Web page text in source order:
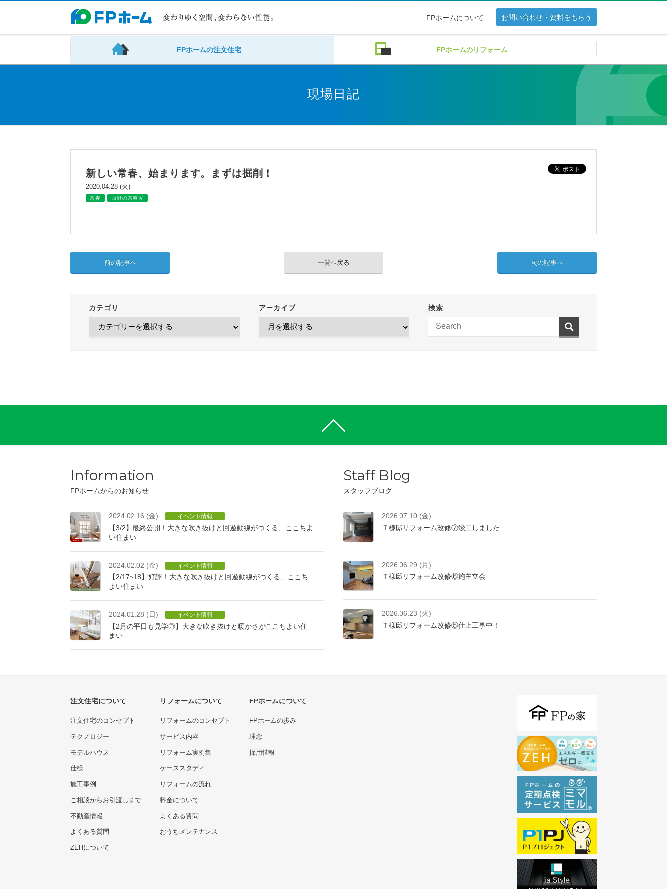
FPホームについて お問い合わせ・資料をもらう
FPホームの注文住宅 FPホームのリフォーム
現場日記
新しい常春、始まります。まずは掘削！
2020.04.28 (火)
常春 西野の常春Ⅳ
前の記事へ 次の記事へ
一覧へ戻る
カテゴリ アーカイブ 検索
Information
FPホームからのお知らせ
2024.02.16 (金) イベント情報
【3/2】最終公開！大きな吹き抜けと回遊動線がつくる、ここちよ
い住まい
2024.02.02 (金) イベント情報
【2/17~18】好評！大きな吹き抜けと回遊動線がつくる、ここち
よい住まい
2024.01.28 (日) イベント情報
【2月の平日も見学◎】大きな吹き抜けと暖かさがここちよい住
まい
Staff Blog
スタッフブログ
2026.07.10 (金)
Ｔ様邸リフォーム改修⑦竣工しました
2026.06.29 (月)
Ｔ様邸リフォーム改修⑥施主立会
2026.06.23 (火)
Ｔ様邸リフォーム改修⑤仕上工事中！
注文住宅について
注文住宅のコンセプト
テクノロジー
モデルハウス
仕様
施工事例
ご相談からお引渡しまで
不動産情報
よくある質問
ZEHについて
リフォームについて
リフォームのコンセプト
サービス内容
リフォーム実例集
ケーススタディ
リフォームの流れ
料金について
よくある質問
おうちメンテナンス
FPホームについて
FPホームの歩み
理念
採用情報